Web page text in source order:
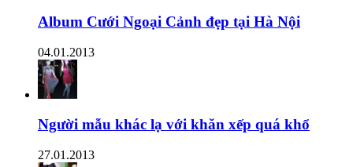
Album Cưới Ngoại Cảnh đẹp tại Hà Nội
04.01.2013
Người mẫu khác lạ với khăn xếp quá khổ
27.01.2013